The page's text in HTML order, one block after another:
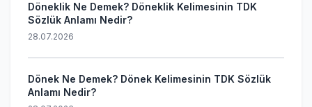
Döneklik Ne Demek? Döneklik Kelimesinin TDK
Sözlük Anlamı Nedir?
28.07.2026
Dönek Ne Demek? Dönek Kelimesinin TDK Sözlük
Anlamı Nedir?